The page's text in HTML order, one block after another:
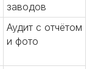
заводов
Аудит с отчётом
и фото